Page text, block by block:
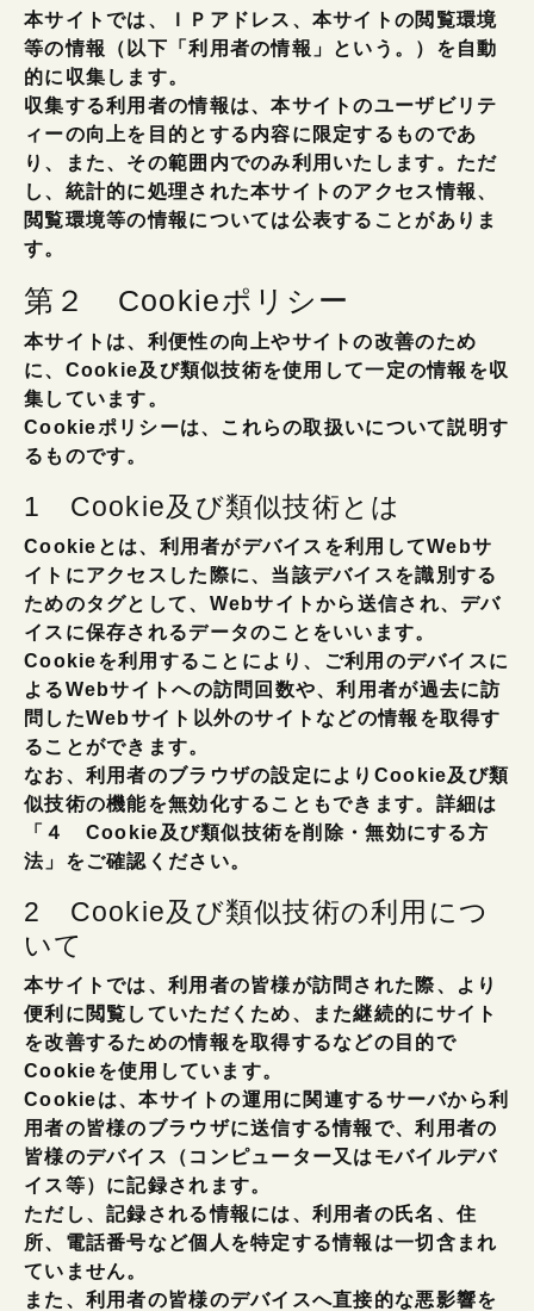
本サイトでは、ＩＰアドレス、本サイトの閲覧環境
等の情報（以下「利用者の情報」という。）を自動
的に収集します。
収集する利用者の情報は、本サイトのユーザビリテ
ィーの向上を目的とする内容に限定するものであ
り、また、その範囲内でのみ利用いたします。ただ
し、統計的に処理された本サイトのアクセス情報、
閲覧環境等の情報については公表することがありま
す。
第２ Cookieポリシー
本サイトは、利便性の向上やサイトの改善のため
に、Cookie及び類似技術を使用して一定の情報を収
集しています。
Cookieポリシーは、これらの取扱いについて説明す
るものです。
1 Cookie及び類似技術とは
Cookieとは、利用者がデバイスを利用してWebサ
イトにアクセスした際に、当該デバイスを識別する
ためのタグとして、Webサイトから送信され、デバ
イスに保存されるデータのことをいいます。
Cookieを利用することにより、ご利用のデバイスに
よるWebサイトへの訪問回数や、利用者が過去に訪
問したWebサイト以外のサイトなどの情報を取得す
ることができます。
なお、利用者のブラウザの設定によりCookie及び類
似技術の機能を無効化することもできます。詳細は
「４ Cookie及び類似技術を削除・無効にする方
法」をご確認ください。
2 Cookie及び類似技術の利用につ
いて
本サイトでは、利用者の皆様が訪問された際、より
便利に閲覧していただくため、また継続的にサイト
を改善するための情報を取得するなどの目的で
Cookieを使用しています。
Cookieは、本サイトの運用に関連するサーバから利
用者の皆様のブラウザに送信する情報で、利用者の
皆様のデバイス（コンピューター又はモバイルデバ
イス等）に記録されます。
ただし、記録される情報には、利用者の氏名、住
所、電話番号など個人を特定する情報は一切含まれ
ていません。
また、利用者の皆様のデバイスへ直接的な悪影響を